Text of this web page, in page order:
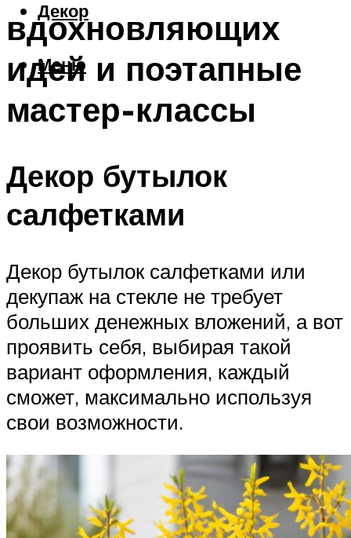
Декор
Меню
вдохновляющих
идей и поэтапные
мастер-классы
Декор бутылок
салфетками
Декор бутылок салфетками или
декупаж на стекле не требует
больших денежных вложений, а вот
проявить себя, выбирая такой
вариант оформления, каждый
сможет, максимально используя
свои возможности.